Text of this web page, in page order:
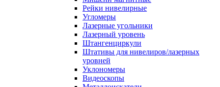
Рейки нивелирные
Угломеры
Лазерные угольники
Лазерный уровень
Штангенциркули
Штативы для нивелиров/лазерных
уровней
Уклономеры
Видеоскопы